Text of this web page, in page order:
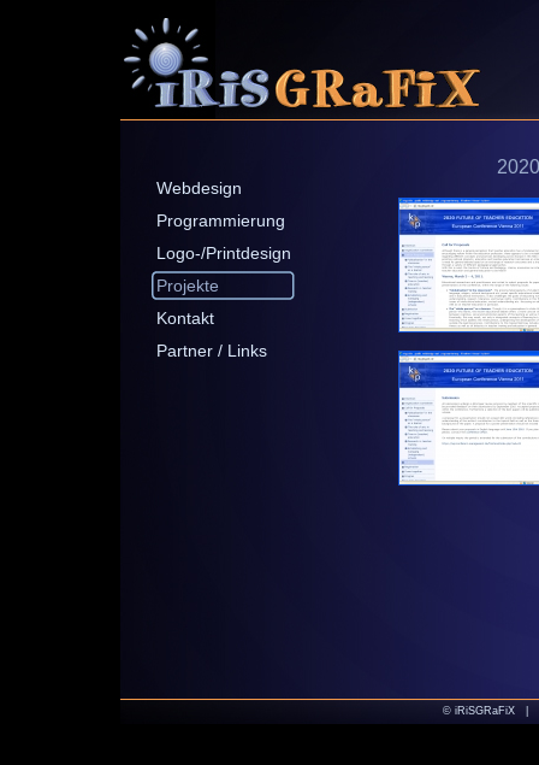
Webdesign
Programmierung
Logo-/Printdesign
Projekte
Kontakt
Partner / Links
© iRiSGRaFiX |